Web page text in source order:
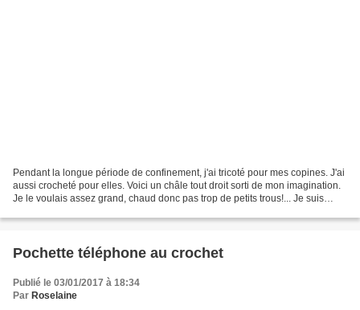
Pendant la longue période de confinement, j'ai tricoté pour mes copines. J'ai
aussi crocheté pour elles. Voici un châle tout droit sorti de mon imagination.
Je le voulais assez grand, chaud donc pas trop de petits trous!... Je suis
Pochette téléphone au crochet
Publié le 03/01/2017 à 18:34
Par Roselaine